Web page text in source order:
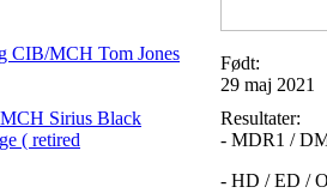
CIB/MCH Tom Jones
Sirius Black
( retired
Født:
29 maj 2021
Resultater:
- MDR1 /
- HD / ED /